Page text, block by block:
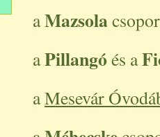
aMazsola
aPillangóés a
aMesevár